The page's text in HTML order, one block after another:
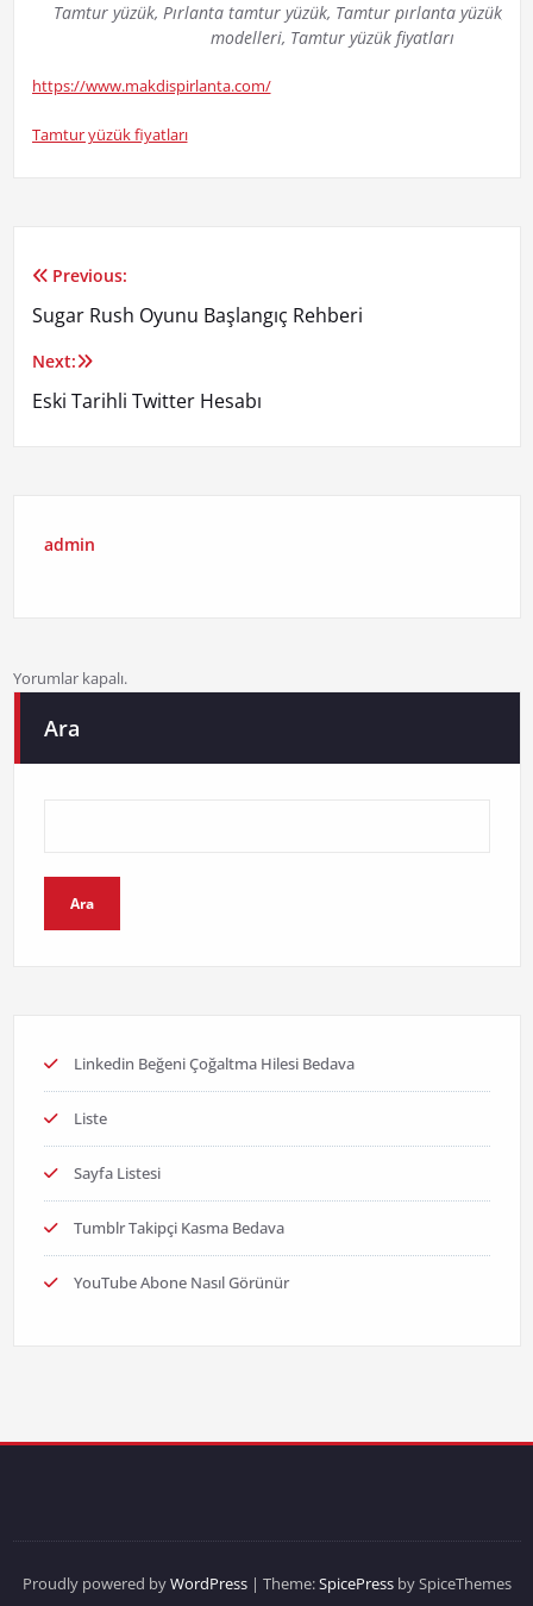
Tamtur yüzük, Pırlanta tamtur yüzük, Tamtur pırlanta yüzük,
modelleri, Tamtur yüzük fiyatları
https://www.makdispirlanta.com/
Tamtur yüzük fiyatları
Yazı
gezinmesi
Previous:
Sugar Rush Oyunu Başlangıç Rehberi
Next:
Eski Tarihli Twitter Hesabı
admin
Yorumlar kapalı.
Ara
Ara
Linkedin Beğeni Çoğaltma Hilesi Bedava
Liste
Sayfa Listesi
Tumblr Takipçi Kasma Bedava
YouTube Abone Nasıl Görünür
Proudly powered byWordPress| Theme:SpicePressby SpiceThemes